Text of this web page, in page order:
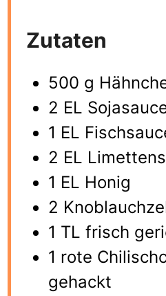
Zutaten
500 g
2 EL
1 EL
2 EL
1 EL Honig
2
1 TL frisch
1 rote
gehackt